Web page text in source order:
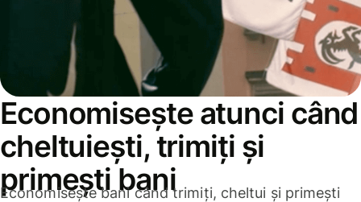
Economisește atunci când
cheltuiești, trimiți și
primești bani
Economisește bani când trimiți, cheltui și primești